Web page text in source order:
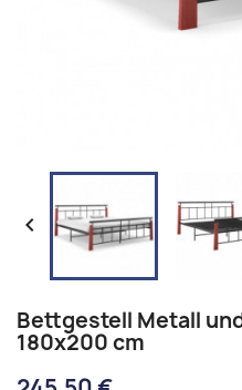

Bettgestell Metall
180x200 cm